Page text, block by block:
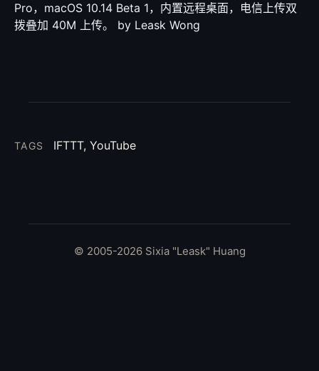
Pro，macOS 10.14 Beta 1，内置远程桌面，电信上传双
拨叠加 40M 上传。 by Leask Wong
TAGS IFTTT, YouTube
© 2005-2026 Sixia "Leask" Huang